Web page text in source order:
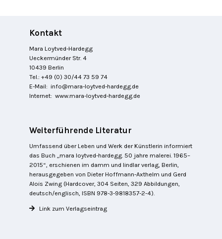
Kontakt
Mara Loytved-Hardegg
Ueckermünder Str. 4
10439 Berlin
Tel.: +49 (0) 30/44 73 59 74
E-Mail: info@mara-loytved-hardegg.de
Internet:www.mara-loytved-hardegg.de
Weiterführende Literatur
Umfassend über Leben und Werk der Künstlerin informiert
das Buch „mara loytved-hardegg. 50 jahre malerei. 1965–
2015“, erschienen im damm und lindlar verlag, Berlin,
herausgegeben von Dieter Hoffmann-Axthelm und Gerd
Alois Zwing (Hardcover, 304 Seiten, 329 Abbildungen,
deutsch/englisch, ISBN 978-3-9818357-2-4).
Link zum Verlagseintrag